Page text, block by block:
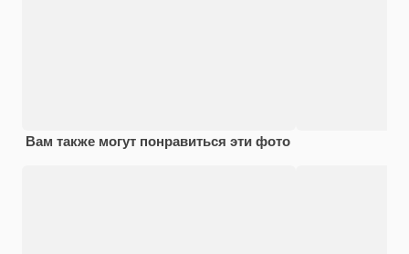
Вам также могут понравиться эти фото